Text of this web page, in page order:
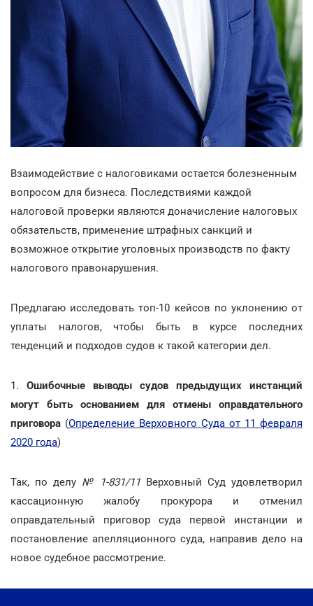
Взаимодействие с налоговиками остается болезненным
вопросом для бизнеса. Последствиями каждой
налоговой проверки являются доначисление налоговых
обязательств, применение штрафных санкций и
возможное открытие уголовных производств по факту
налогового правонарушения.
Предлагаю исследовать топ-10 кейсов по уклонению от
уплаты налогов, чтобы быть в курсе последних
тенденций и подходов судов к такой категории дел.
1. Ошибочные выводы судов предыдущих инстанций
могут быть основанием для отмены оправдательного
приговора (Определение Верховного Суда от 11 февраля
2020 года)
Так, по делу № 1-831/11 Верховный Суд удовлетворил
кассационную жалобу прокурора и отменил
оправдательный приговор суда первой инстанции и
постановление апелляционного суда, направив дело на
новое судебное рассмотрение.